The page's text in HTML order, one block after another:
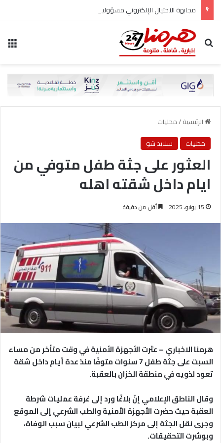
مجابهة الاحتيال الإلكتروني مسؤولية مشتركة
بحث عن
الرئيسية/محليات
محليات
سلايد شو
العثور على جثة طفل متوفي من
ايام داخل شقته اهله
15 يونيو، 2025 أقل من دقيقة
هرمنا الاخباري – عثرت الأجهزة الأمنية في وقت متأخر من مساء
السبت على جثة طفل 7 سنوات متوفًا منذ عدة أيام داخل شقة
تعود لذويه في منطقة الخزان بالعقبة.
وقال الناطق الإعلامي إنّ بلاغًا ورد إلى غرفة عمليات شرطة
العقبة حيث حضرت الأجهزة الأمنية والطب الشرعي إلى الموقع
وجرى نقل الجثة إلى مركز الطب الشرعي لبيان سبب الوفاة،
وبوشرت التحقيقات.